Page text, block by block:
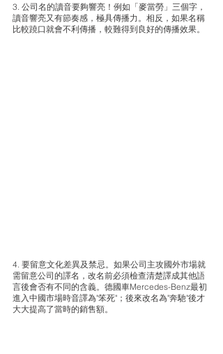
3. 公司名的讀音要夠響亮！例如「麥當勞」三個字，
讀音響亮又有節奏感，極具傳播力。相反，如果名稱
比較蹺口就會不利傳播，較難得到良好的傳播效果。
4. 要留意文化差異及禁忌。如果公司主攻國外市場就
需留意公司的譯名，改名前必須檢查清楚譯成其他語
言後會否有不同的含義。德國車Mercedes-Benz最初
進入中國市場時音譯為"笨死"；後來改名為"奔馳"後才
大大提高了當時的銷售額。